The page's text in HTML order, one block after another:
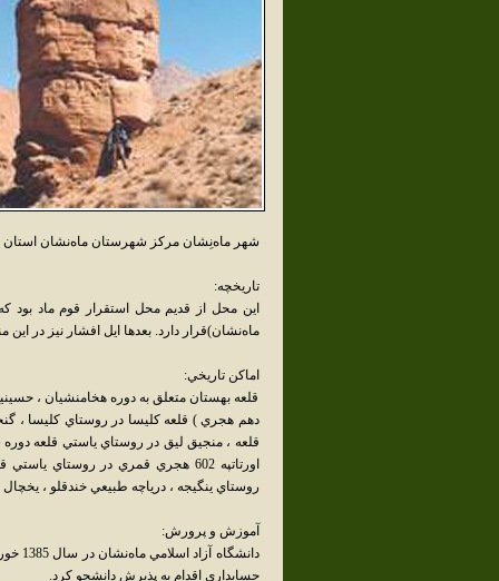
شهر ماه‌نِشان مرکز شهرستان ماه‌نشان استان
تاريخچه:
ماه‌نشان)قرار دارد. بعدها ايل افشار نيز در
اماکن تاريخي:
قلعه بهستان متعلق به دوره هخامنشيان ،
دهم هجري ) قلعه کليسا در روستاي کليسا ،
روستاي ينگيجه ، درياچه طبيعي خندقلو ،
آموزش و پرورش:
حسابداري اقدام به پذيرش دانشجو کرد.